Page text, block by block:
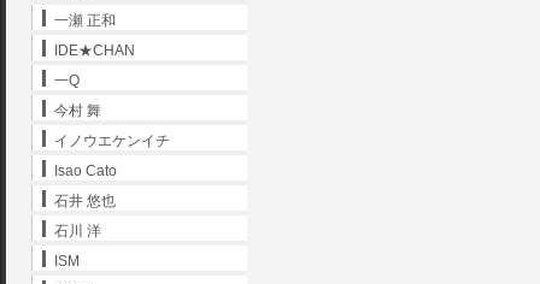
一瀬 正和
IDE★CHAN
一Q
今村 舞
イノウエケンイチ
Isao Cato
石井 悠也
石川 洋
ISM